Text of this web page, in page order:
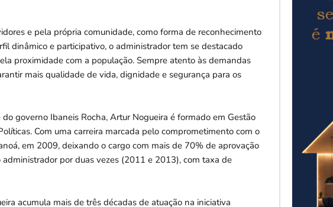
e pela própria comunidade, como forma de reconhecimento
dinâmico e participativo, o administrador tem se destacado
proximidade com a população. Sempre atento às demandas
mais qualidade de vida, dignidade e segurança para os
governo Ibaneis Rocha, Artur Nogueira é formado em Gestão
Com uma carreira marcada pelo comprometimento com o
em 2009, deixando o cargo com mais de 70% de aprovação
por duas vezes (2011 e 2013), com taxa de
acumula mais de três décadas de atuação na iniciativa